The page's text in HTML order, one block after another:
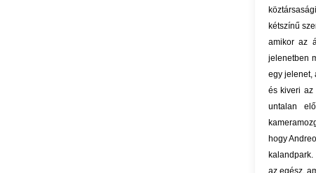
kétszínű
amikor az
jelenetben
egy jelenet,
és kiveri az
untalan
hogy
az egész,